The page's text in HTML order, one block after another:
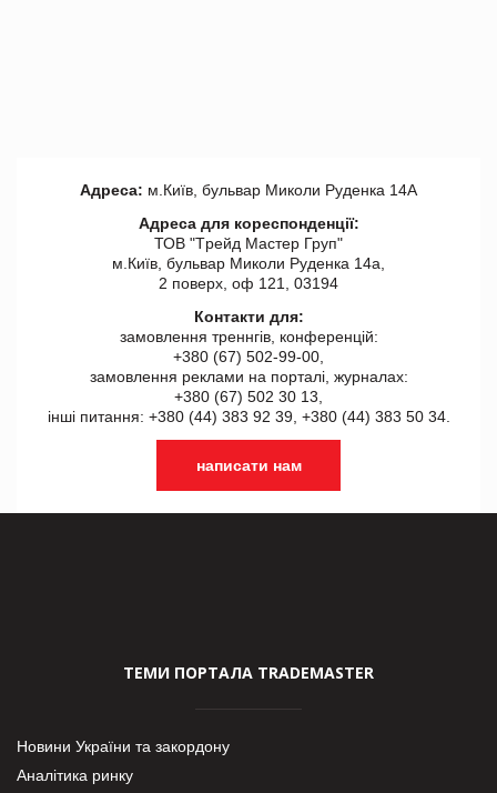
Адреса: м.Київ, бульвар Миколи Руденка 14А
Адреса для кореспонденції:
ТОВ "Tрейд Мастер Груп"
м.Київ, бульвар Миколи Руденка 14а,
2 поверх, оф 121, 03194
Контакти для:
замовлення треннгів, конференцій:
+380 (67) 502-99-00,
замовлення реклами на порталі, журналах:
+380 (67) 502 30 13,
інші питання: +380 (44) 383 92 39, +380 (44) 383 50 34.
написати нам
ТЕМИ ПОРТАЛА TRADEMASTER
Новини України та закордону
Аналітика ринку